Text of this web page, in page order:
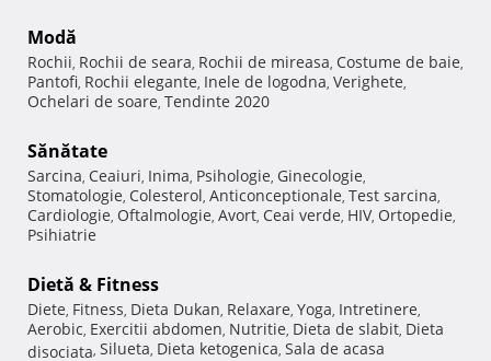
Modă
Rochii, Rochii de seara, Rochii de mireasa, Costume de baie,
Pantofi, Rochii elegante, Inele de logodna, Verighete,
Ochelari de soare, Tendinte 2020
Sănătate
Sarcina, Ceaiuri, Inima, Psihologie, Ginecologie,
Stomatologie, Colesterol, Anticonceptionale, Test sarcina,
Cardiologie, Oftalmologie, Avort, Ceai verde, HIV, Ortopedie,
Psihiatrie
Dietă & Fitness
Diete, Fitness, Dieta Dukan, Relaxare, Yoga, Intretinere,
Aerobic, Exercitii abdomen, Nutritie, Dieta de slabit, Dieta
disociata, Silueta, Dieta ketogenica, Sala de acasa